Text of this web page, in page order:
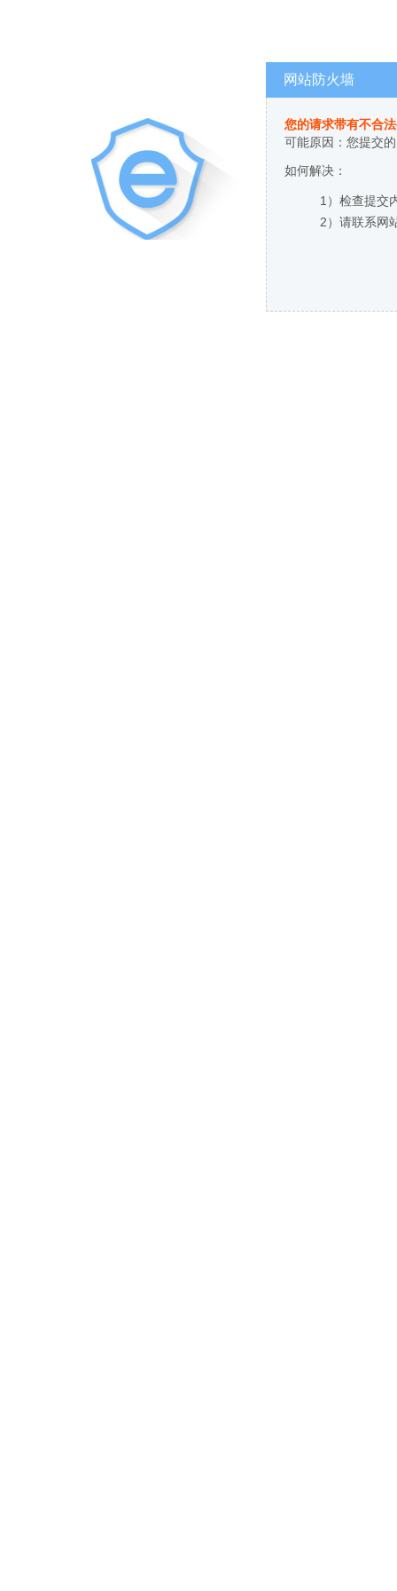
网站防火墙
您的请求带有不合
可能原因：您提交
如何解决：
1）检查提交
2）请联系网